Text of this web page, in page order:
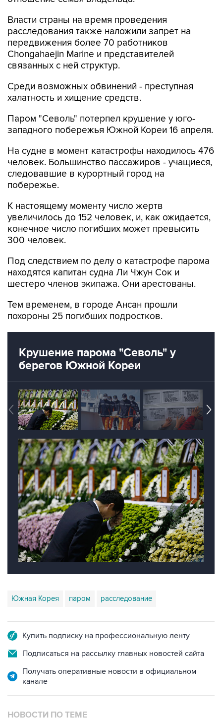
Власти страны на время проведения
расследования также наложили запрет на
передвижения более 70 работников
Chongahaejin Marine и представителей
связанных с ней структур.
Среди возможных обвинений - преступная
халатность и хищение средств.
Паром "Севоль" потерпел крушение у юго-
западного побережья Южной Кореи 16 апреля.
На судне в момент катастрофы находилось 476
человек. Большинство пассажиров - учащиеся,
следовавшие в курортный город на
побережье.
К настоящему моменту число жертв
увеличилось до 152 человек, и, как ожидается,
конечное число погибших может превысить
300 человек.
Под следствием по делу о катастрофе парома
находятся капитан судна Ли Чжун Сок и
шестеро членов экипажа. Они арестованы.
Тем временем, в городе Ансан прошли
похороны 25 погибших подростков.
Крушение парома "Севоль" у
берегов Южной Кореи
Южная Корея паром расследование
Купить подписку на профессиональную ленту
Подписаться на рассылку главных новостей сайта
Получать оперативные новости в официальном
канале
НОВОСТИ ПО ТЕМЕ